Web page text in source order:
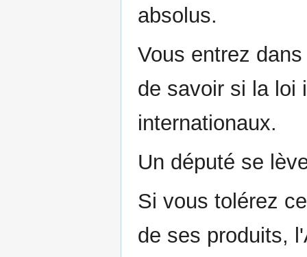
absolus.
Vous entrez
de savoir si la loi
internationaux.
Un député se
Si vous tolérez
de ses produits,